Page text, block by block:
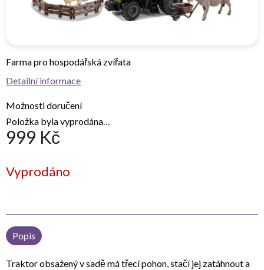
999 Kč
cena:
Vyprodáno
Možnosti doručení
Položka byla vyprodána…
Farma pro hospodářská zvířata
Detailní informace
Popis
Traktor obsažený v sadě má třecí pohon, stačí jej zatáhnout a